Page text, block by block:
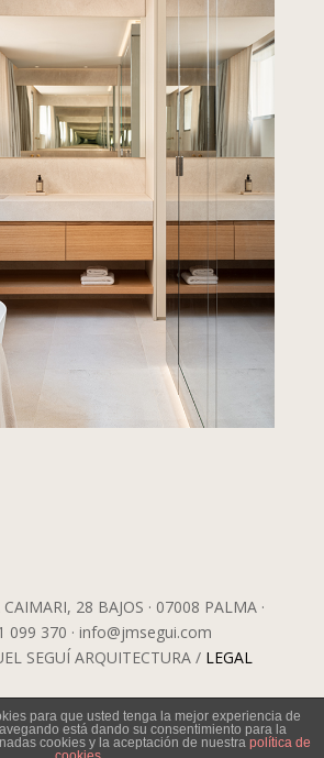
28 BAJOS · 07008 PALMA ·
099 370 · info@jmsegui.com
SEGUÍ ARQUITECTURA / LEGAL
para que usted tenga la mejor experiencia de
está dando su consentimiento para la
cookies y la aceptación de nuestra política de